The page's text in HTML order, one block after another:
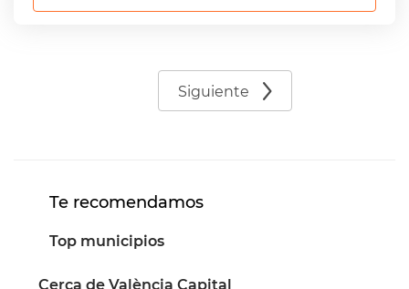
Siguiente
Te recomendamos
Top municipios
Cerca de València Capital